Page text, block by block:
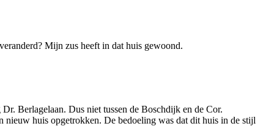
Mijn zus heeft in dat huis gewoond.
Berlagelaan. Dus niet tussen de Boschdijk en de Cor.
nieuw huis opgetrokken. De bedoeling was dat dit huis in de stijl